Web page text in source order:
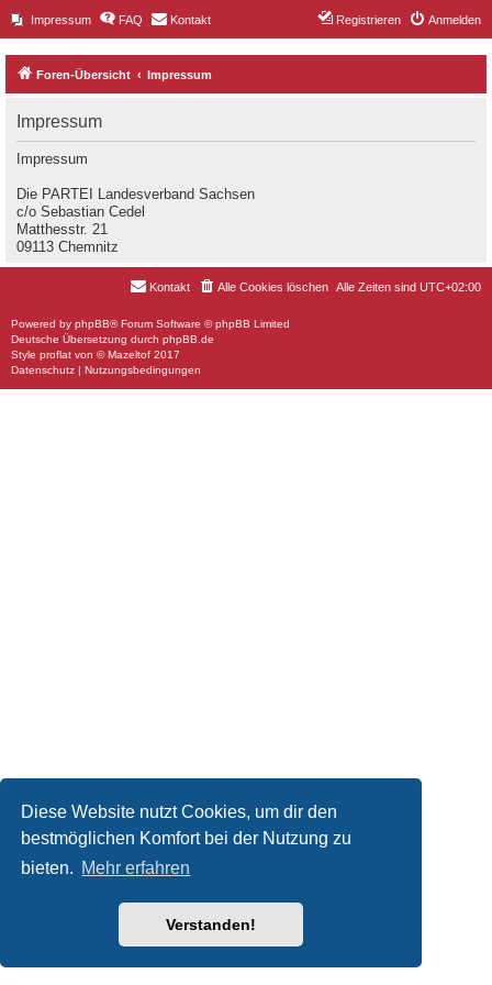
Diese Website nutzt Cookies, um dir den
bestmöglichen Komfort bei der Nutzung zu
bieten. Mehr erfahren
Verstanden!
Impressum FAQ Kontakt Anmelden
Registrieren
Foren-Übersicht Impressum
Impressum
Impressum
Die PARTEI Landesverband Sachsen
c/o Sebastian Cedel
Matthesstr. 21
09113 Chemnitz
Alle Zeiten sind UTC+02:00
Alle Cookies löschen
Kontakt
Powered by phpBB® Forum Software © phpBB Limited
Deutsche Übersetzung durch phpBB.de
Style proflat von ©Mazeltof 2017
Datenschutz | Nutzungsbedingungen